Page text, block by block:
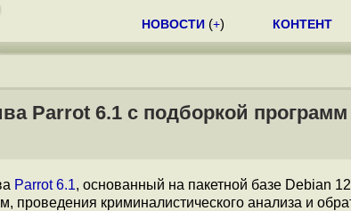
НОВОСТИ (+) КОНТЕНТ
Parrot 6.1 с подборкой
Parrot 6.1, основанный на пакетной базе Debian
проведения криминалистического анализа и